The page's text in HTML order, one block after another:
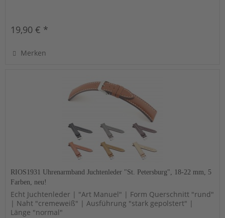
19,90 € *
Merken
RIOS1931 Uhrenarmband Juchtenleder "St. Petersburg", 18-22 mm, 5
Farben, neu!
Echt Juchtenleder | "Art Manuel" | Form Querschnitt "rund"
| Naht "cremeweiß" | Ausführung "stark gepolstert" |
Länge "normal"